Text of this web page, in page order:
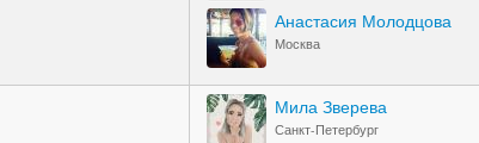
Анастасия Молодцова
Москва
Мила Зверева
Санкт-Петербург